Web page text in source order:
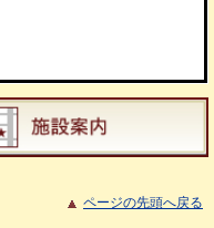
ページの先頭へ戻る